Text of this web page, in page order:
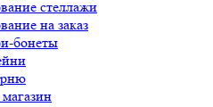
стеллажи
на заказ
бонеты